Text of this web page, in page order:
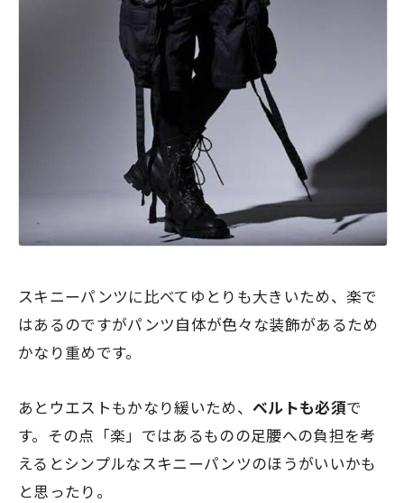
スキニーパンツに比べてゆとりも大きいため、楽で
はあるのですがパンツ自体が色々な装飾があるため
かなり重めです。
あとウエストもかなり緩いため、ベルトも必須で
す。その点「楽」ではあるものの足腰への負担を考
えるとシンプルなスキニーパンツのほうがいいかも
と思ったり。